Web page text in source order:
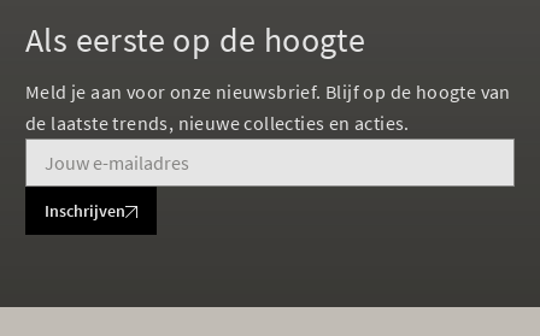
Als eerste op de hoogte
Meld je aan voor onze nieuwsbrief. Blijf op de hoogte van
de laatste trends, nieuwe collecties en acties.
Inschrijven